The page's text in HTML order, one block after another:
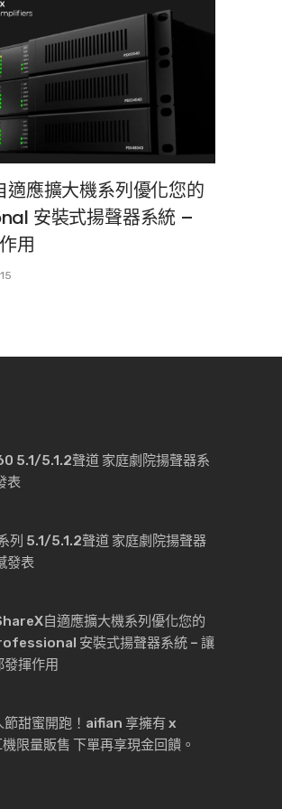
應擴大機系列優化您的
安裝式揚聲器系統 –
用
5.1/5.1.2聲道 家庭劇院揚聲器系
表
列 5.1/5.1.2聲道 家庭劇院揚聲器
發表
自適應擴大機系列優化您的
安裝式揚聲器系統 – 讓
發揮作用
節甜蜜開跑！aifian 享擁有 x
機限量販售 下單再享現金回饋。